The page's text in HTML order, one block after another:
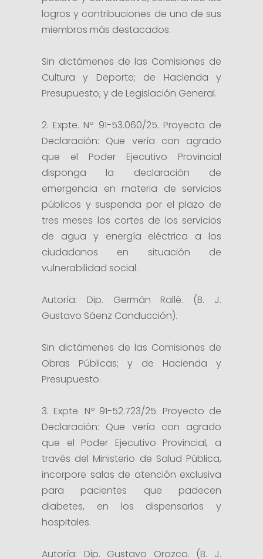
logros y contribuciones de uno de sus
miembros más destacados.
Sin dictámenes de las Comisiones de
Cultura y Deporte; de Hacienda y
Presupuesto; y de Legislación General.
2. Expte. Nº 91-53.060/25. Proyecto de
Declaración: Que vería con agrado
que el Poder Ejecutivo Provincial
disponga la declaración de
emergencia en materia de servicios
públicos y suspenda por el plazo de
tres meses los cortes de los servicios
de agua y energía eléctrica a los
ciudadanos en situación de
vulnerabilidad social.
Autoría: Dip. Germán Rallé. (B. J.
Gustavo Sáenz Conducción).
Sin dictámenes de las Comisiones de
Obras Públicas; y de Hacienda y
Presupuesto.
3. Expte. Nº 91-52.723/25. Proyecto de
Declaración: Que vería con agrado
que el Poder Ejecutivo Provincial, a
través del Ministerio de Salud Pública,
incorpore salas de atención exclusiva
para pacientes que padecen
diabetes, en los dispensarios y
hospitales.
Autoría: Dip. Gustavo Orozco. (B. J.